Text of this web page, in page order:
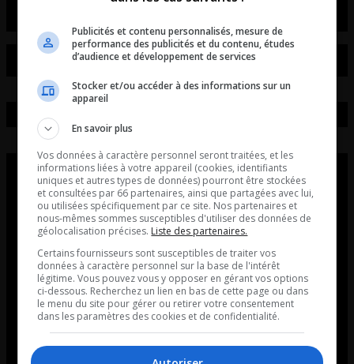
Publicités et contenu personnalisés, mesure de
performance des publicités et du contenu, études
d’audience et développement de services
Stocker et/ou accéder à des informations sur un
appareil
En savoir plus
Vos données à caractère personnel seront traitées, et les
informations liées à votre appareil (cookies, identifiants
uniques et autres types de données) pourront être stockées
et consultées par 66 partenaires, ainsi que partagées avec lui,
ou utilisées spécifiquement par ce site. Nos partenaires et
nous-mêmes sommes susceptibles d'utiliser des données de
géolocalisation précises. Liste des partenaires.
Certains fournisseurs sont susceptibles de traiter vos
données à caractère personnel sur la base de l'intérêt
légitime. Vous pouvez vous y opposer en gérant vos options
ci-dessous. Recherchez un lien en bas de cette page ou dans
le menu du site pour gérer ou retirer votre consentement
dans les paramètres des cookies et de confidentialité.